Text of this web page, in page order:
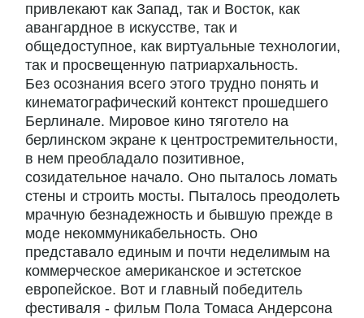
привлекают как Запад, так и Восток, как
авангардное в искусстве, так и
общедоступное, как виртуальные технологии,
так и просвещенную патриархальность.
Без осознания всего этого трудно понять и
кинематографический контекст прошедшего
Берлинале. Мировое кино тяготело на
берлинском экране к центростремительности,
в нем преобладало позитивное,
созидательное начало. Оно пыталось ломать
стены и строить мосты. Пыталось преодолеть
мрачную безнадежность и бывшую прежде в
моде некоммуникабельность. Оно
представало единым и почти неделимым на
коммерческое американское и эстетское
европейское. Вот и главный победитель
фестиваля - фильм Пола Томаса Андерсона